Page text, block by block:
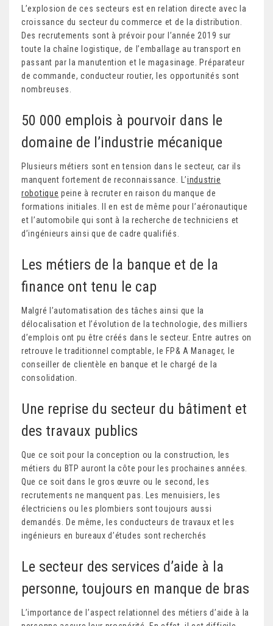
L’explosion de ces secteurs est en relation directe avec la
croissance du secteur du commerce et de la distribution.
Des recrutements sont à prévoir pour l’année 2019 sur
toute la chaîne logistique, de l’emballage au transport en
passant par la manutention et le magasinage. Préparateur
de commande, conducteur routier, les opportunités sont
nombreuses.
50 000 emplois à pourvoir dans le
domaine de l’industrie mécanique
Plusieurs métiers sont en tension dans le secteur, car ils
manquent fortement de reconnaissance. L’industrie
robotique peine à recruter en raison du manque de
formations initiales. Il en est de même pour l’aéronautique
et l’automobile qui sont à la recherche de techniciens et
d’ingénieurs ainsi que de cadre qualifiés.
Les métiers de la banque et de la
finance ont tenu le cap
Malgré l’automatisation des tâches ainsi que la
délocalisation et l’évolution de la technologie, des milliers
d’emplois ont pu être créés dans le secteur. Entre autres on
retrouve le traditionnel comptable, le FP& A Manager, le
conseiller de clientèle en banque et le chargé de la
consolidation.
Une reprise du secteur du bâtiment et
des travaux publics
Que ce soit pour la conception ou la construction, les
métiers du BTP auront la côte pour les prochaines années.
Que ce soit dans le gros œuvre ou le second, les
recrutements ne manquent pas. Les menuisiers, les
électriciens ou les plombiers sont toujours aussi
demandés. De même, les conducteurs de travaux et les
ingénieurs en bureaux d’études sont recherchés
Le secteur des services d’aide à la
personne, toujours en manque de bras
L’importance de l’aspect relationnel des métiers d’aide à la